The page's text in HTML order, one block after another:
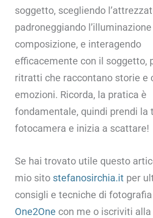
soggetto, scegliendo
padroneggiando
composizione, e interagendo
efficacemente con il soggetto,
ritratti che raccontano storie e
emozioni. Ricorda, la pratica è
fondamentale, quindi prendi la
fotocamera e inizia a scattare!
Se hai trovato utile questo
mio sito stefanosirchia.it per
consigli e tecniche di fotografia
One2One con me o iscriviti